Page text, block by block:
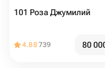
101 Роза Джумилий
4.88739 80